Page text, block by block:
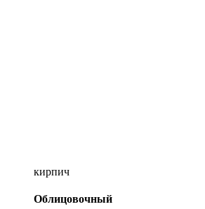
кирпич
Облицовочный